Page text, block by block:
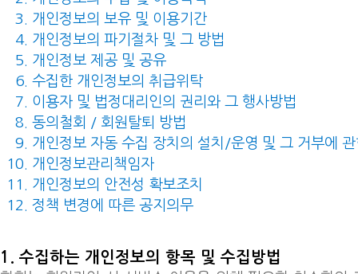
개인정보의 보유 및 이용기간
개인정보의 파기절차 및 그 방법
개인정보 제공 및 공유
수집한 개인정보의 취급위탁
이용자 및 법정대리인의 권리와 그 행사방법
동의철회 / 회원탈퇴 방법
개인정보 자동 수집 장치의 설치/운영 및 그 거부에
개인정보관리책임자
개인정보의 안전성 확보조치
정책 변경에 따른 공지의무
1. 수집하는 개인정보의 항목 및 수집방법